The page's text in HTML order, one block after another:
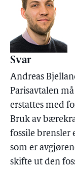
Svar
Andreas
Parisavtalen
erstattes med
Bruk av
fossile brensler
som er
skifte ut den